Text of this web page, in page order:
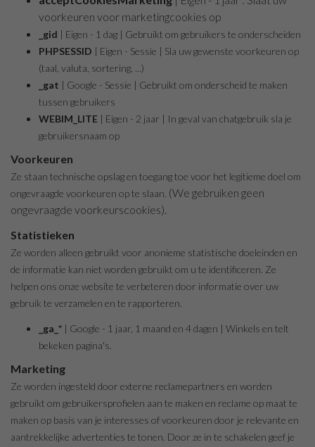
voorkeuren voor marketingcookies op
_gid | Eigen - 1 dag | Gebruikt om gebruikers te onderscheiden
PHPSESSID | Eigen - Sessie | Sla uw gewenste voorkeuren op
(taal, valuta, sortering, ...)
_gat | Google - Sessie | Gebruikt om onderscheid te maken
tussen gebruikers
WEBIM_LITE | Eigen - 2 jaar | In geval van chatgebruik sla je
gebruikersnaam op
Voorkeuren
Ze staan technische opslag en toegang toe voor het legitieme doel om
ongevraagde voorkeuren op te slaan. (We gebruiken geen
ongevraagde voorkeurscookies).
Statistieken
Ze worden alleen gebruikt voor anonieme statistische doeleinden en
de informatie kan niet worden gebruikt om u te identificeren. Ze
helpen ons onze website te verbeteren door informatie over uw
gebruik te verzamelen en te rapporteren.
_ga_* | Google - 1 jaar, 1 maand en 4 dagen | Winkels en telt
bekeken pagina's.
Marketing
Ze worden ingesteld door externe reclamepartners en worden
gebruikt om gebruikersprofielen aan te maken en reclame op maat te
maken op basis van je interesses of voorkeuren door je relevante en
aantrekkelijke advertenties te tonen. Door ze in te schakelen geef je